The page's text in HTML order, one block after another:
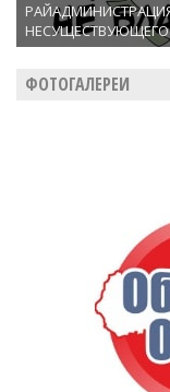
НЕСУЩЕСТВУЮЩЕГО
ФОТОГАЛЕРЕИ